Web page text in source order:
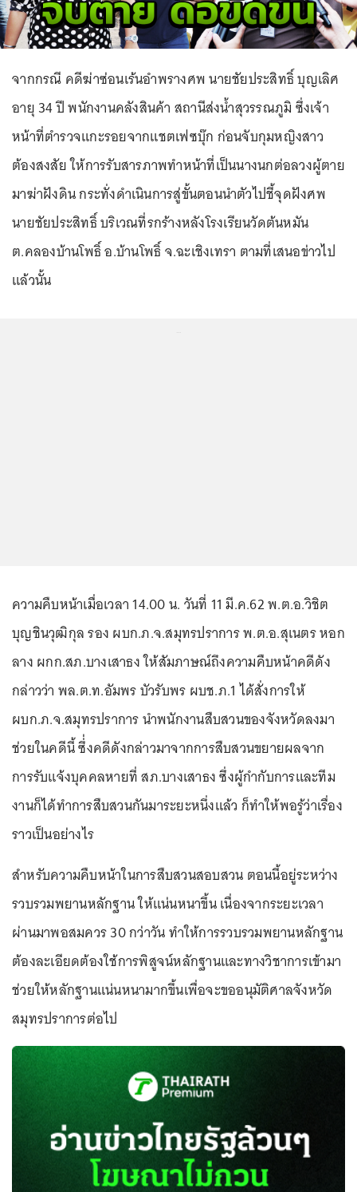
จากกรณี คดีฆ่าซ่อนเร้นอำพรางศพ นายชัยประสิทธิ์ บุญเลิศ
อายุ 34 ปี พนักงานคลังสินค้า สถานีส่งน้ำสุวรรณภูมิ ซึ่งเจ้า
หน้าที่ตำรวจแกะรอยจากแชตเฟซบุ๊ก ก่อนจับกุมหญิงสาว
ต้องสงสัย ให้การรับสารภาพทำหน้าที่เป็นนางนกต่อลวงผู้ตาย
มาฆ่าฝังดิน กระทั่งดำเนินการสู่ขั้นตอนนำตัวไปชี้จุดฝังศพ
นายชัยประสิทธิ์ บริเวณที่รกร้างหลังโรงเรียนวัดต้นหมัน
ต.คลองบ้านโพธิ์ อ.บ้านโพธิ์ จ.ฉะเชิงเทรา ตามที่เสนอข่าวไป
แล้วนั้น
ความคืบหน้าเมื่อเวลา 14.00 น. วันที่ 11 มี.ค.62 พ.ต.อ.วิชิต
บุญชินวุฒิกุล รอง ผบก.ภ.จ.สมุทรปราการ พ.ต.อ.สุเนตร หอก
ลาง ผกก.สภ.บางเสาธง ให้สัมภาษณ์ถึงความคืบหน้าคดีดัง
กล่าวว่า พล.ต.ท.อัมพร บัวรับพร ผบช.ภ.1 ได้สั่งการให้
ผบก.ภ.จ.สมุทรปราการ นำพนักงานสืบสวนของจังหวัดลงมา
ช่วยในคดีนี้ ซึ่่งคดีดังกล่าวมาจากการสืบสวนขยายผลจาก
การรับแจ้งบุคคลหายที่ สภ.บางเสาธง ซึ่งผู้กำกับการและทีม
งานก็ได้ทำการสืบสวนกันมาระยะหนึ่งแล้ว ก็ทำให้พอรู้ว่าเรื่อง
ราวเป็นอย่างไร
สำหรับความคืบหน้าในการสืบสวนสอบสวน ตอนนี้อยู่ระหว่าง
รวบรวมพยานหลักฐาน ให้แน่นหนาขึ้น เนื่องจากระยะเวลา
ผ่านมาพอสมควร 30 กว่าวัน ทำให้การรวบรวมพยานหลักฐาน
ต้องละเอียดต้องใช้การพิสูจน์หลักฐานและทางวิชาการเข้ามา
ช่วยให้หลักฐานแน่นหนามากขึ้นเพื่อจะขออนุมัติศาลจังหวัด
สมุทรปราการต่อไป